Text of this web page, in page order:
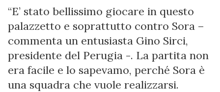
“E’ stato bellissimo giocare in questo
palazzetto e soprattutto contro Sora –
commenta un entusiasta Gino Sirci,
presidente del Perugia -. La partita non
era facile e lo sapevamo, perché Sora è
una squadra che vuole realizzarsi.